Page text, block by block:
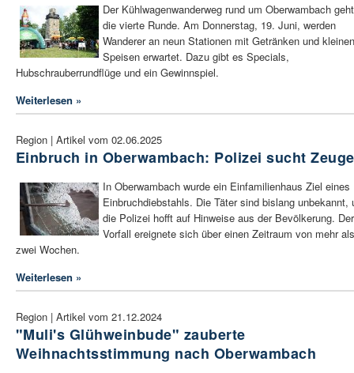
Der Kühlwagenwanderweg rund um Oberwambach
die vierte Runde. Am Donnerstag, 19. Juni, werden
Wanderer an neun Stationen mit Getränken und kleinen
Speisen erwartet. Dazu gibt es Specials,
Hubschrauberrundflüge und ein Gewinnspiel.
Weiterlesen »
Region | Artikel vom 02.06.2025
Einbruch in Oberwambach: Polizei sucht
In Oberwambach wurde ein Einfamilienhaus Ziel eines
Einbruchdiebstahls. Die Täter sind bislang unbekannt,
die Polizei hofft auf Hinweise aus der Bevölkerung. Der
Vorfall ereignete sich über einen Zeitraum von mehr als
zwei Wochen.
Weiterlesen »
Region | Artikel vom 21.12.2024
"Muli's Glühweinbude" zauberte
Weihnachtsstimmung nach Oberwambach